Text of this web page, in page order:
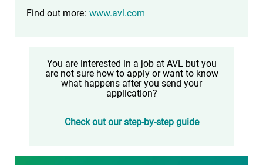
Find out more: www.avl.com
You are interested in a job at AVL but you
are not sure how to apply or want to know
what happens after you send your
application?
Check out our step-by-step guide